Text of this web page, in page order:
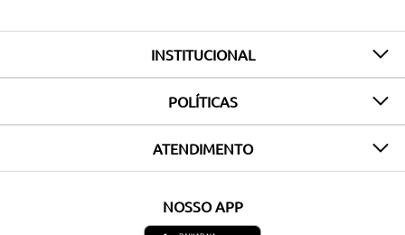
INSTITUCIONAL
POLÍTICAS
ATENDIMENTO
NOSSO APP